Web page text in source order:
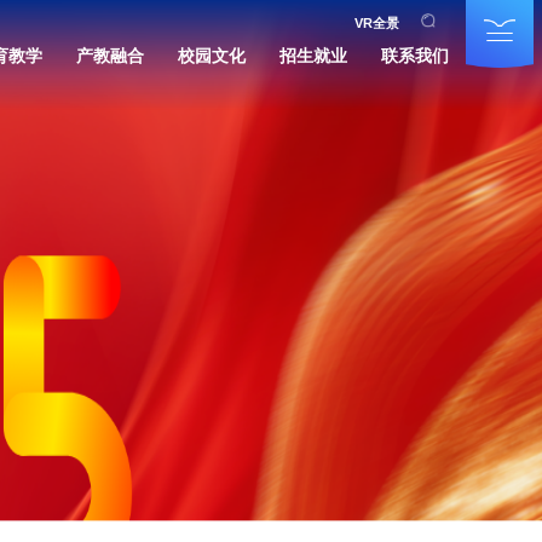
VR全景
教学 产教融合 校园文化 招生就业 联系我们